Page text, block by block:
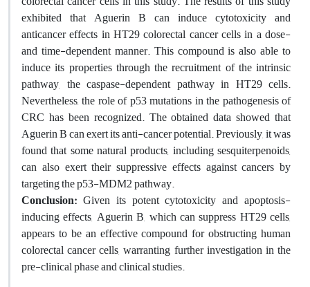
exhibited that Aguerin B can induce cytotoxicity and
anticancer effects in HT29 colorectal cancer cells in a dose-
and time-dependent manner. This compound is also able to
induce its properties through the recruitment of the intrinsic
pathway, the caspase-dependent pathway in HT29 cells.
Nevertheless, the role of p53 mutations in the pathogenesis of
CRC has been recognized. The obtained data showed that
Aguerin B can exert its anti-cancer potential. Previously, it was
found that some natural products, including sesquiterpenoids,
can also exert their suppressive effects against cancers by
targeting the p53-MDM2 pathway.
Conclusion: Given its potent cytotoxicity and apoptosis-
inducing effects, Aguerin B, which can suppress HT29 cells,
appears to be an effective compound for obstructing human
colorectal cancer cells, warranting further investigation in the
pre-clinical phase and clinical studies.